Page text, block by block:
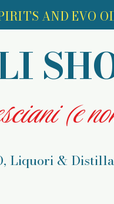
AND EVO
(e
Liquori &